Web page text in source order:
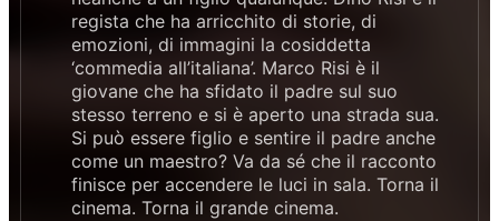
regista che ha arricchito di storie, di
emozioni, di immagini la cosiddetta
‘commedia all’italiana’. Marco Risi è il
giovane che ha sfidato il padre sul suo
stesso terreno e si è aperto una strada sua.
Si può essere figlio e sentire il padre anche
come un maestro? Va da sé che il racconto
finisce per accendere le luci in sala. Torna il
cinema. Torna il grande cinema.